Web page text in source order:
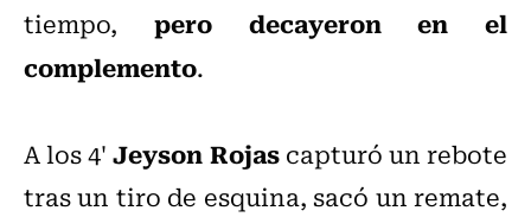
tiempo, pero decayeron en el
complemento.
A los 4'Jeyson Rojascapturó un rebote
tras un tiro de esquina, sacó un remate,